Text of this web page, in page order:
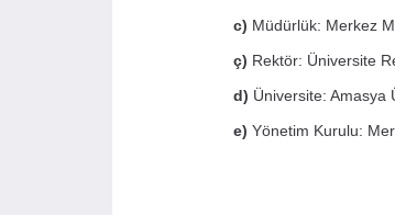
c) Müdürlük: Merkez
ç) Rektör: Üniversite
d) Üniversite: Amasya
e) Yönetim Kurulu: